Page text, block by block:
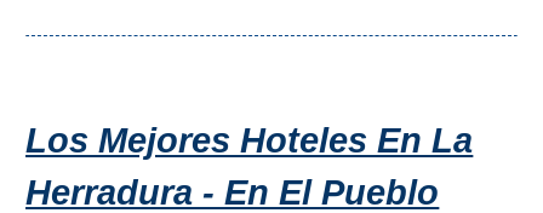
Los Mejores Hoteles En La
Herradura - En El Pueblo